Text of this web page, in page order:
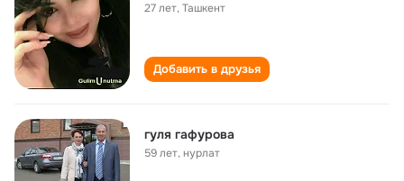
27 лет,Ташкент
Добавить в друзья
гуля гафурова
59 лет,нурлат